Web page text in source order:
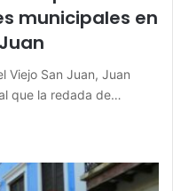
municipales en
Viejo San Juan, Juan
que la redada de…